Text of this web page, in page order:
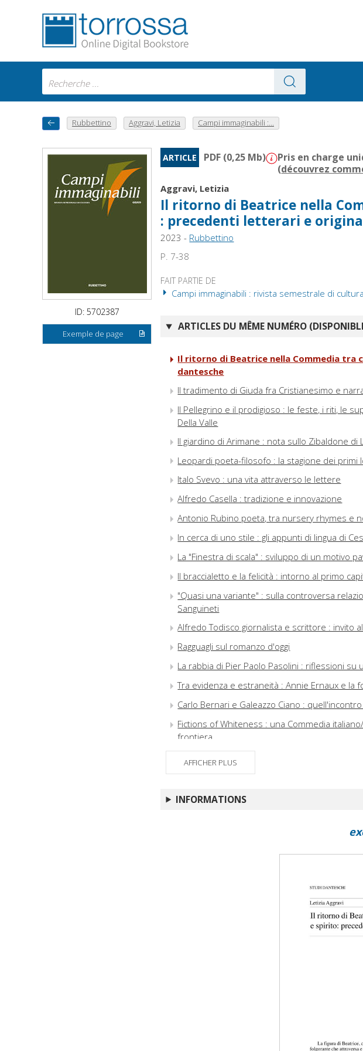
Rubbettino Aggravi, Letizia Campi immaginabili :...
ID: 5702387
Exemple de page
ARTICLE PDF (0,25 Mb)
Pris en charge
(découvrez
Aggravi, Letizia
Il ritorno di Beatrice nella
: precedenti letterari e
2023 - Rubbettino
P. 7-38
FAIT PARTIE DE
Campi immaginabili : rivista semestrale di
ARTICLES DU MÊME NUMÉRO
Il ritorno di Beatrice nella Commedia
dantesche
Il tradimento di Giuda fra Cristianesimo e
Il Pellegrino e il prodigioso : le feste, i riti, le
Della Valle
Il giardino di Arimane : nota sullo Zibaldone di
Leopardi poeta-filosofo : la stagione dei primi
Italo Svevo : una vita attraverso le lettere
Alfredo Casella : tradizione e innovazione
Antonio Rubino poeta, tra nursery rhymes e
In cerca di uno stile : gli appunti di lingua di
La "Finestra di scala" : sviluppo di un motivo
Il braccialetto e la felicità : intorno al primo
"Quasi una variante" : sulla controversa
Sanguineti
Alfredo Todisco giornalista e scrittore : invito
Ragguagli sul romanzo d'oggi
La rabbia di Pier Paolo Pasolini : riflessioni
Tra evidenza e estraneità : Annie Ernaux e la
Carlo Bernari e Galeazzo Ciano :
Fictions of Whiteness : una Commedia
frontiera
Angeles di John Fante
La diaspora italiana e il romanzo storico : The
Chimeriche apparizioni : sulla capra, ovvero
"Pulchriora latent" : in memoria di Rocco
AFFICHER PLUS
INFORMATIONS